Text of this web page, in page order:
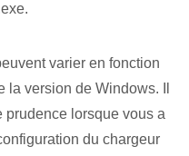
varier en fonction
version de Windows. Il
prudence lorsque vous a
du chargeur